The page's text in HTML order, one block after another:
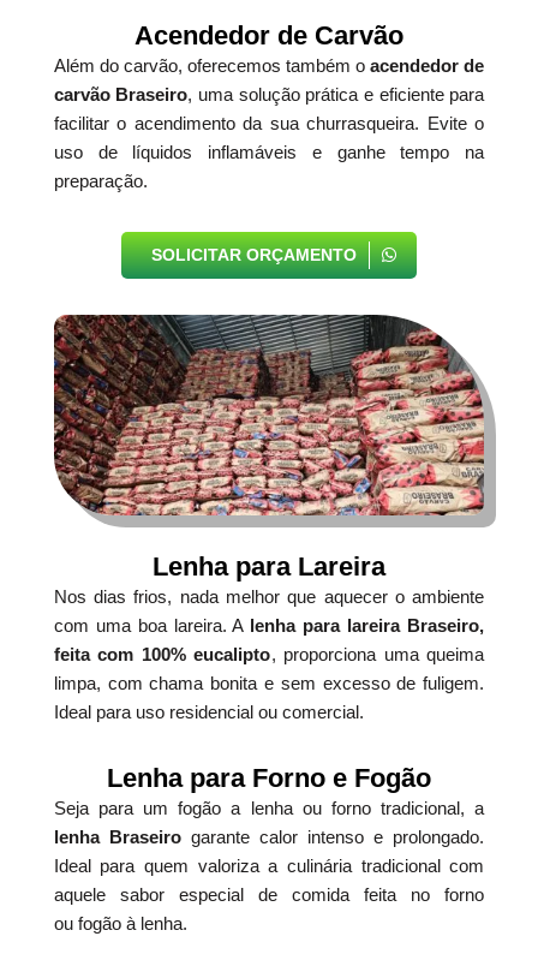
Acendedor de Carvão
Além do carvão, oferecemos também oacendedor de
carvão Braseiro, uma solução prática e eficiente para
facilitar o acendimento da sua churrasqueira. Evite o
uso de líquidos inflamáveis e ganhe tempo na
preparação.
SOLICITAR ORÇAMENTO
Lenha para Lareira
Nos dias frios, nada melhor que aquecer o ambiente
com uma boa lareira. A lenha para lareira Braseiro,
feita com 100% eucalipto, proporciona uma queima
limpa, com chama bonita e sem excesso de fuligem.
Ideal para uso residencial ou comercial.
Lenha para Forno e Fogão
Seja para um fogão a lenha ou forno tradicional, a
lenha Braseirogarante calor intenso e prolongado.
Ideal para quem valoriza a culinária tradicional com
aquele sabor especial de comida feita no forno
ou fogão à lenha.